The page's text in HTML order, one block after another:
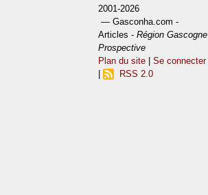
2001-2026
— Gasconha.com -
Articles -Région Gascogne
Prospective
Plan du site |Se connecter
RSS 2.0